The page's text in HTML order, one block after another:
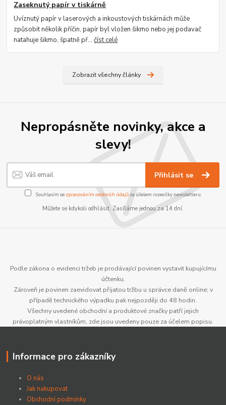
Zaseknutý papír v tiskárně
Uvíznutý papír v laserových a inkoustových tiskárnách může
způsobit několik příčin, papír byl vložen šikmo nebo jej podavač
natahuje šikmo, špatně př...číst celé
Zobrazit všechny články
Nepropásněte novinky, akce a
slevy!
Přihlásit se
Souhlasím se zpracováním osobních údajůza účelem rozesílky newsletteru.
Můžete se kdykoli odhlásit. Zasíláme jednou za 14 dní.
Podle zákona o evidenci tržeb je prodávající povinen vystavit kupujícímu
účtenku.
Zároveň je povinen zaevidovat přijatou tržbu u správce daně online; v
případě technického výpadku pak nejpozději do 48 hodin.
Všechny uvedené obchodní a produktové značky patří jejich
právoplatným vlastníkům, zde jsou uvedeny pouze za účelem popisu.
Informace pro zákazníky
O nás
Jak nakupovat
Obchodní podmínky